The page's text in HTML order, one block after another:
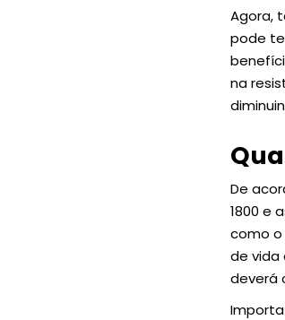
Agora,
pode
na
De
1800 e
como
de vida
deverá